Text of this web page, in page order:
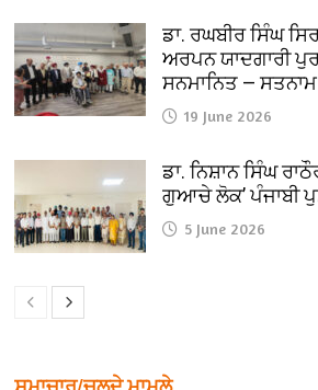
ਡਾ. ਰਘਬੀਰ ਸਿੰਘ
ਅਰਪਨ ਯਾਦਗਾਰੀ
ਸਨਮਾਨਿਤ —
19 June 2026
ਡਾ. ਨਿਸ਼ਾਨ ਸਿੰਘ
ਗੁਆਚੇ ਲੋਕ’ ਪੰਜਾਬੀ
5 June 2026